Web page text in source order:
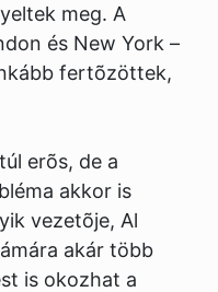
meg. A
és New York –
fertõzöttek,
erõs, de a
akkor is
vezetõje, Al
akár több
is okozhat a